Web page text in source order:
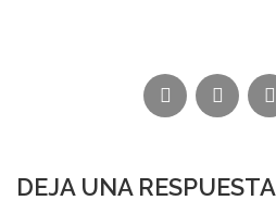
DEJA UNA RESPUESTA